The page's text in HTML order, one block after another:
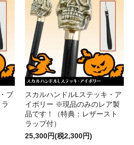
ブ
スカルハンドルLステッキ・ア
イボリー ※現品のみのレア製
品です！（特典：レザースト
ラップ付）
25,300円(税2,300円)